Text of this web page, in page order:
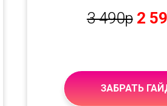
3 490р 2
ЗАБРАТЬ